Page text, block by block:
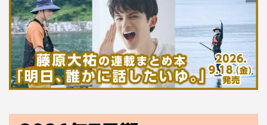
でくれた。これで一つ親孝行が出来た気持ちです。
『この人に占ってもらっても、もらわなくてもええけど、
毎朝顔は見たくなる人やな～』くらいの憎めない愛嬌のあ
る易者を演じられたらと思っております。
皆さんとその瞬間瞬間の空気を楽しみながら撮影に挑めれ
ばと。アドリブも隙あらば狙ってます（笑）。